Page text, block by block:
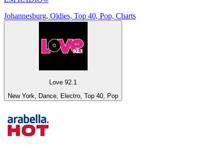
Johannesburg, Oldies, Top 40, Pop, Charts
Love 92.1
New York, Dance, Electro, Top 40, Pop